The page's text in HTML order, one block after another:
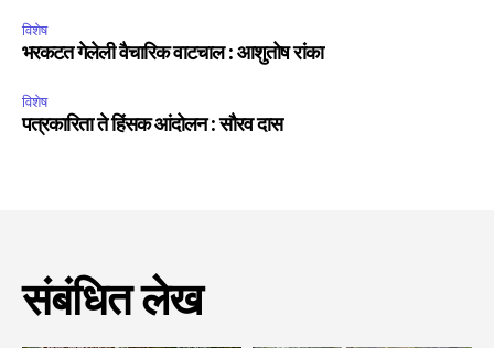
विशेष
भरकटत गेलेली वैचारिक वाटचाल : आशुतोष रांका
विशेष
पत्रकारिता ते हिंसक आंदोलन : सौरव दास
संबंधित लेख